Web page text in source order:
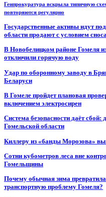
Генпрокуратура вскрыла типичную
повторяются регулярно
Государственные активы идут
области продают с условием сноса
В Новобелицком районе Гомеля
отключили горячую воду
Удар по оборонному заводу в
Беларуси
В Гомеле пройдет плановая
включением электросирен
Система безопасности даёт сбой:
Гомельской области
Киллеру из «банды Морозова»
Сотни кубометров леса вне
Гомельщины
Почему обычная зима
транспортную проблему Гомеля?